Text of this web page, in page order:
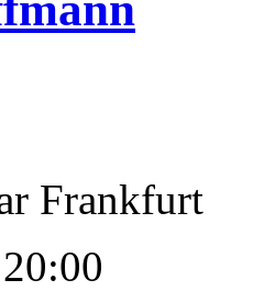
Frankfurt